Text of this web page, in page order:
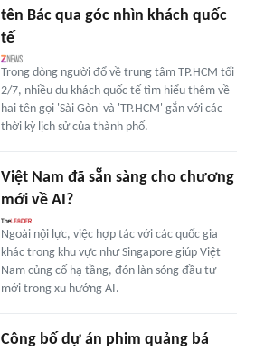
tên Bác qua góc nhìn khách quốc
tế
Trong dòng người đổ về trung tâm TP.HCM tối
2/7, nhiều du khách quốc tế tìm hiểu thêm về
hai tên gọi 'Sài Gòn' và 'TP.HCM' gắn với các
thời kỳ lịch sử của thành phố.
Việt Nam đã sẵn sàng cho chương
mới về AI?
Ngoài nội lực, việc hợp tác với các quốc gia
khác trong khu vực như Singapore giúp Việt
Nam củng cố hạ tầng, đón làn sóng đầu tư
mới trong xu hướng AI.
Công bố dự án phim quảng bá